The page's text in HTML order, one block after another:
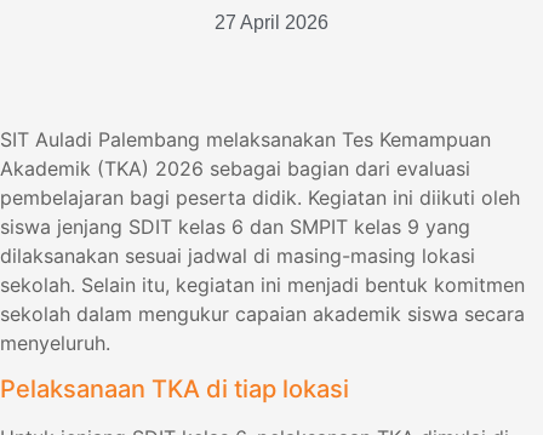
27 April 2026
SIT Auladi Palembang melaksanakan Tes Kemampuan
Akademik (TKA) 2026 sebagai bagian dari evaluasi
pembelajaran bagi peserta didik. Kegiatan ini diikuti oleh
siswa jenjang SDIT kelas 6 dan SMPIT kelas 9 yang
dilaksanakan sesuai jadwal di masing-masing lokasi
sekolah. Selain itu, kegiatan ini menjadi bentuk komitmen
sekolah dalam mengukur capaian akademik siswa secara
menyeluruh.
Pelaksanaan TKA di tiap lokasi